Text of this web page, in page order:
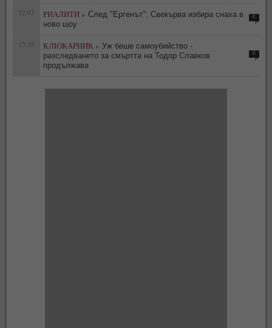
12:03 РИАЛИТИ » След "Ергенът": Свекърва избира снаха в
ново шоу
0
13:18 КЛЮКАРНИК » Уж беше самоубийство -
разследването за смъртта на Тодор Славков
продължава
0